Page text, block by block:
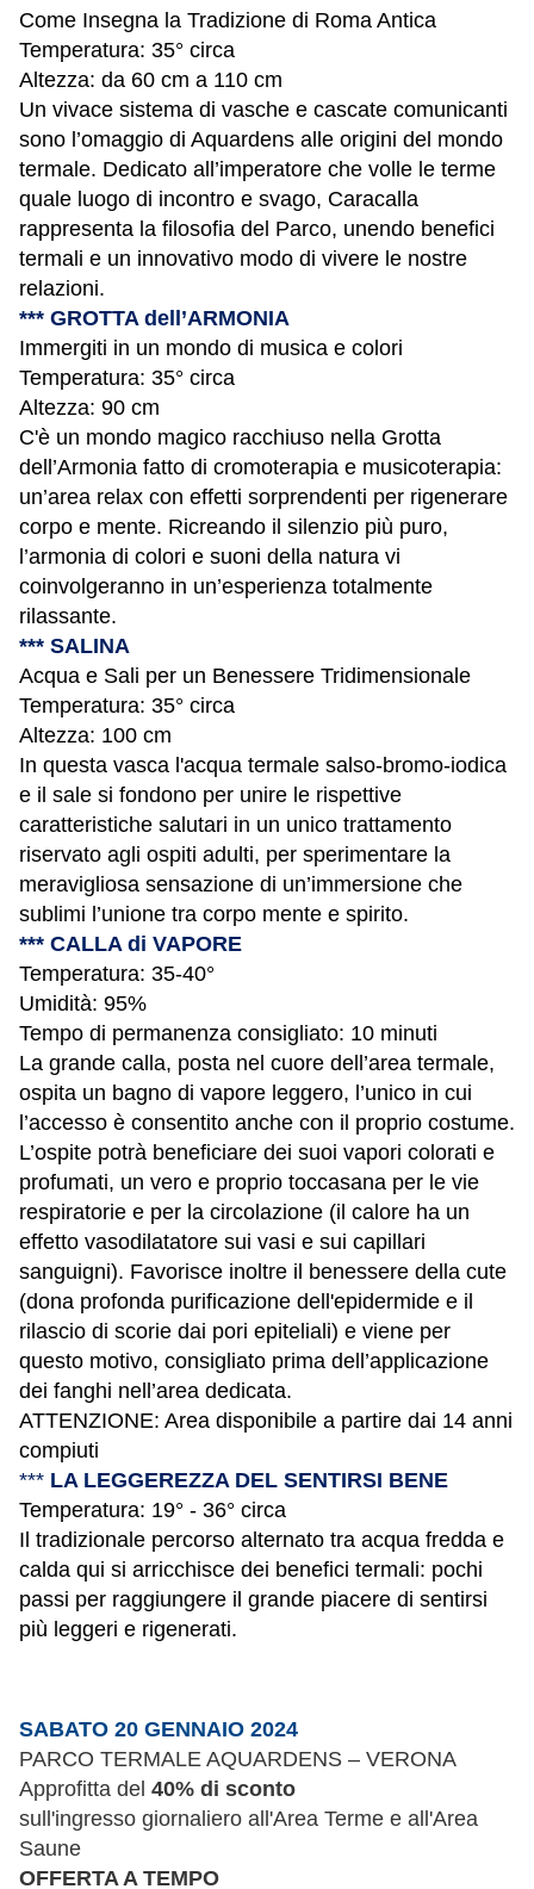
Come Insegna la Tradizione di Roma Antica
Temperatura: 35° circa
Altezza: da 60 cm a 110 cm
Un vivace sistema di vasche e cascate comunicanti
sono l’omaggio di Aquardens alle origini del mondo
termale. Dedicato all’imperatore che volle le terme
quale luogo di incontro e svago, Caracalla
rappresenta la filosofia del Parco, unendo benefici
termali e un innovativo modo di vivere le nostre
relazioni.
*** GROTTA dell’ARMONIA
Immergiti in un mondo di musica e colori
Temperatura: 35° circa
Altezza: 90 cm
C'è un mondo magico racchiuso nella Grotta
dell’Armonia fatto di cromoterapia e musicoterapia:
un’area relax con effetti sorprendenti per rigenerare
corpo e mente. Ricreando il silenzio più puro,
l’armonia di colori e suoni della natura vi
coinvolgeranno in un’esperienza totalmente
rilassante.
*** SALINA
Acqua e Sali per un Benessere Tridimensionale
Temperatura: 35° circa
Altezza: 100 cm
In questa vasca l'acqua termale salso-bromo-iodica
e il sale si fondono per unire le rispettive
caratteristiche salutari in un unico trattamento
riservato agli ospiti adulti, per sperimentare la
meravigliosa sensazione di un’immersione che
sublimi l’unione tra corpo mente e spirito.
*** CALLA di VAPORE
Temperatura: 35-40°
Umidità: 95%
Tempo di permanenza consigliato: 10 minuti
La grande calla, posta nel cuore dell’area termale,
ospita un bagno di vapore leggero, l’unico in cui
l’accesso è consentito anche con il proprio costume.
L’ospite potrà beneficiare dei suoi vapori colorati e
profumati, un vero e proprio toccasana per le vie
respiratorie e per la circolazione (il calore ha un
effetto vasodilatatore sui vasi e sui capillari
sanguigni). Favorisce inoltre il benessere della cute
(dona profonda purificazione dell'epidermide e il
rilascio di scorie dai pori epiteliali) e viene per
questo motivo, consigliato prima dell’applicazione
dei fanghi nell’area dedicata.
ATTENZIONE: Area disponibile a partire dai 14 anni
compiuti
*** LA LEGGEREZZA DEL SENTIRSI BENE
Temperatura: 19° - 36° circa
Il tradizionale percorso alternato tra acqua fredda e
calda qui si arricchisce dei benefici termali: pochi
passi per raggiungere il grande piacere di sentirsi
più leggeri e rigenerati.
SABATO 20 GENNAIO 2024
PARCO TERMALE AQUARDENS – VERONA
Approfitta del 40% di sconto
sull'ingresso giornaliero all'Area Terme e all'Area
Saune
OFFERTA A TEMPO